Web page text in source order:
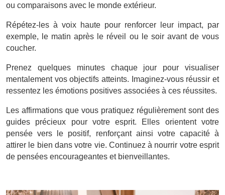
ou comparaisons avec le monde extérieur.
Répétez-les à voix haute pour renforcer leur impact, par
exemple, le matin après le réveil ou le soir avant de vous
coucher.
Prenez quelques minutes chaque jour pour visualiser
mentalement vos objectifs atteints. Imaginez-vous réussir et
ressentez les émotions positives associées à ces réussites.
Les affirmations que vous pratiquez régulièrement sont des
guides précieux pour votre esprit. Elles orientent votre
pensée vers le positif, renforçant ainsi votre capacité à
attirer le bien dans votre vie. Continuez à nourrir votre esprit
de pensées encourageantes et bienveillantes.